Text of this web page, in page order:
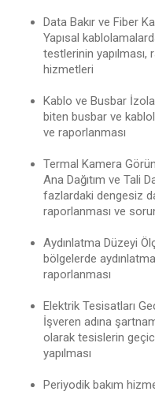
Data Bakır ve Fiber
Yapısal
testlerinin
hizmetleri
Kablo ve Busbar
biten busbar ve
ve raporlanması
Termal Kamera
Ana Dağıtım ve Tali
fazlardaki dengesiz
raporlanması ve
Aydınlatma Düzeyi
bölgelerde
raporlanması
Elektrik Tesisatları
İşveren adına
olarak tesislerin
yapılması
Periyodik bakım